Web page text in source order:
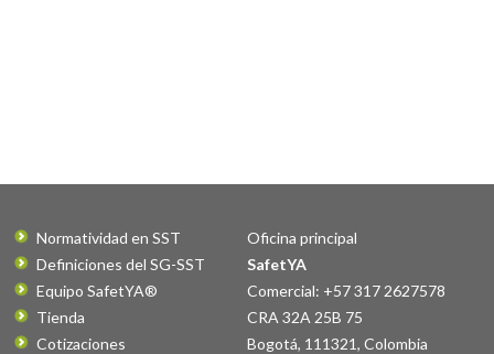
Normatividad en SST
Definiciones del SG-SST
Equipo SafetYA®
Tienda
Cotizaciones
Oficina principal
SafetYA
Comercial: +57 317 2627578
CRA 32A 25B 75
Bogotá, 111321, Colombia